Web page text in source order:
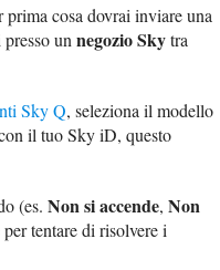
prima cosa dovrai inviare una
un negozio Skytra
Sky Q, seleziona il modello
il tuo Sky iD, questo
(es. Non si accende, Non
tentare di risolvere i